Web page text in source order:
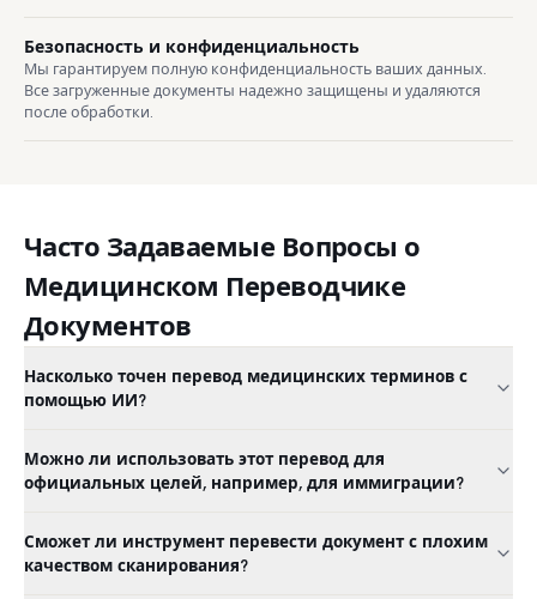
Безопасность и конфиденциальность
Мы гарантируем полную конфиденциальность ваших данных.
Все загруженные документы надежно защищены и удаляются
после обработки.
Часто Задаваемые Вопросы о
Медицинском Переводчике
Документов
Насколько точен перевод медицинских терминов с
помощью ИИ?
Можно ли использовать этот перевод для
официальных целей, например, для иммиграции?
Сможет ли инструмент перевести документ с плохим
качеством сканирования?